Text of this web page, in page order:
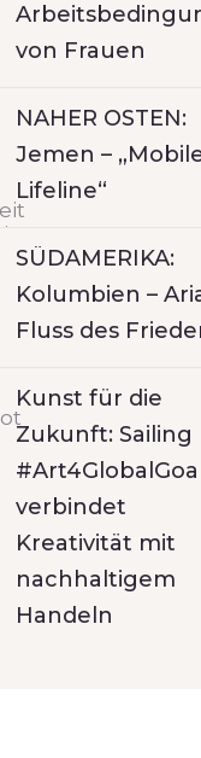
von Frauen
NAHER OSTEN:
Jemen –
Lifeline“
SÜDAMERIKA:
Kolumbien –
Fluss des
Kunst für die
Zukunft: Sailing
verbindet
Kreativität mit
nachhaltigem
Handeln